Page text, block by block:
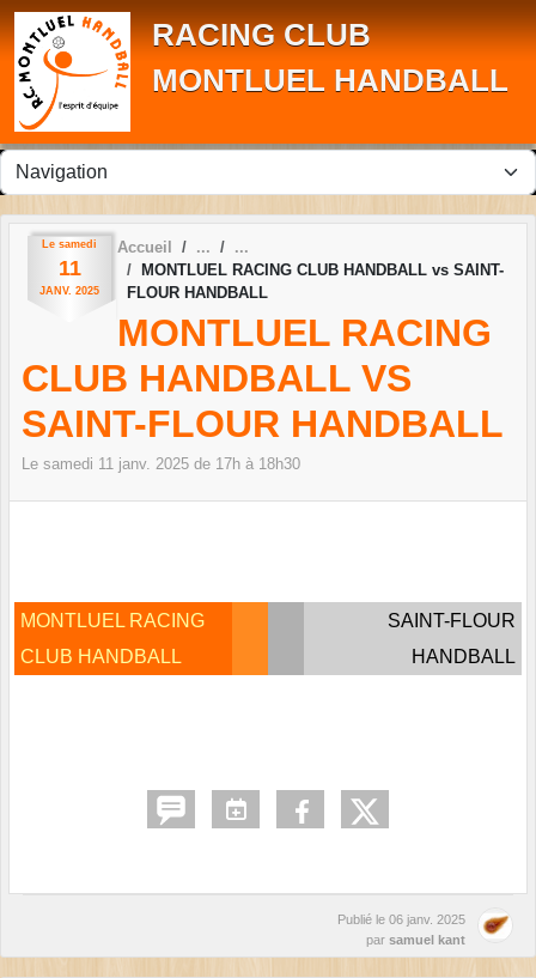
RACING CLUB
MONTLUEL HANDBALL
Le samedi
11
JANV. 2025
Accueil
MONTLUEL RACING CLUB HANDBALL vs SAINT-
FLOUR HANDBALL
MONTLUEL RACING
CLUB HANDBALL VS
SAINT-FLOUR HANDBALL
Le samedi 11 janv. 2025 de 17h à 18h30
MONTLUEL RACING
CLUB HANDBALL
SAINT-FLOUR
HANDBALL
Publié le 06 janv. 2025
par samuel kant
Panneau de gestion des cookies